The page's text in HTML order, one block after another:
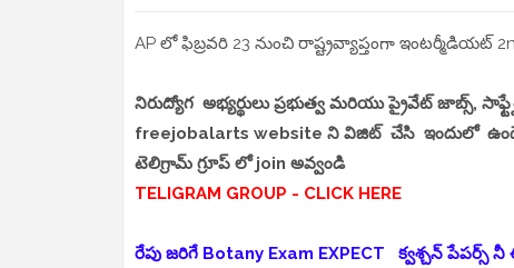
AP లో ఫిబ్రవరి 23 నుంచి రాష్ట్రవ్యాప్తంగా ఇంటర్మీడియట్
నిరుద్యోగ అభ్యర్థులు ప్రభుత్వ మరియు ప్రైవేట్ జాబ్స్,
freejobalarts website ని విజిట్ చేసి ఇందులో
టెలిగ్రామ్ గ్రూప్ లో join అవ్వండి
TELIGRAM GROUP - CLICK HERE
రేపు జరిగే Botany Exam EXPECT క్వశ్చన్ పేపర్స్